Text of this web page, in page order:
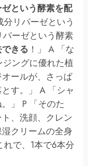
という酵素を配
リパーゼという
ーゼという酵素
きる ！」 A 「な
ングに優れた植
ールが、さっぱ
す。」 A 「シャ
」 P 「そのた
、洗顔、クレン
クリームの全身
で、1本で6本分